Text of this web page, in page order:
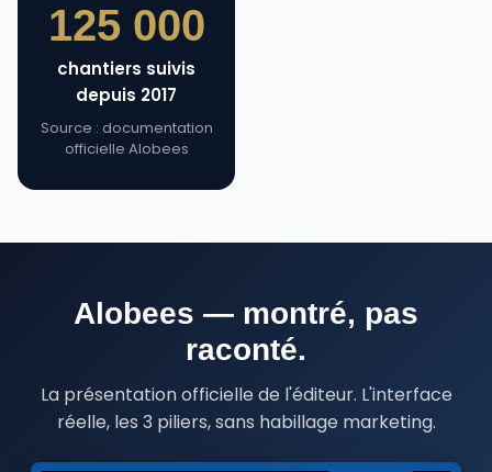
125 000
chantiers suivis
depuis 2017
Source : documentation
officielle Alobees
Alobees — montré, pas
raconté.
La présentation officielle de l'éditeur. L'interface
réelle, les 3 piliers, sans habillage marketing.